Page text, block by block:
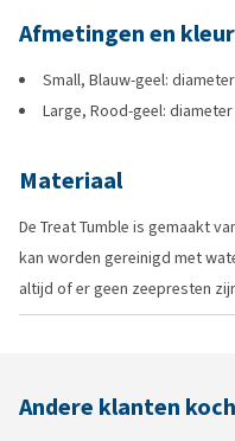
Afmetingen en kleur
Small, Blauw-geel:
Large, Rood-geel: diameter
Materiaal
De Treat Tumble is gemaakt
kan worden gereinigd met
altijd of er geen zeepresten
Andere klanten